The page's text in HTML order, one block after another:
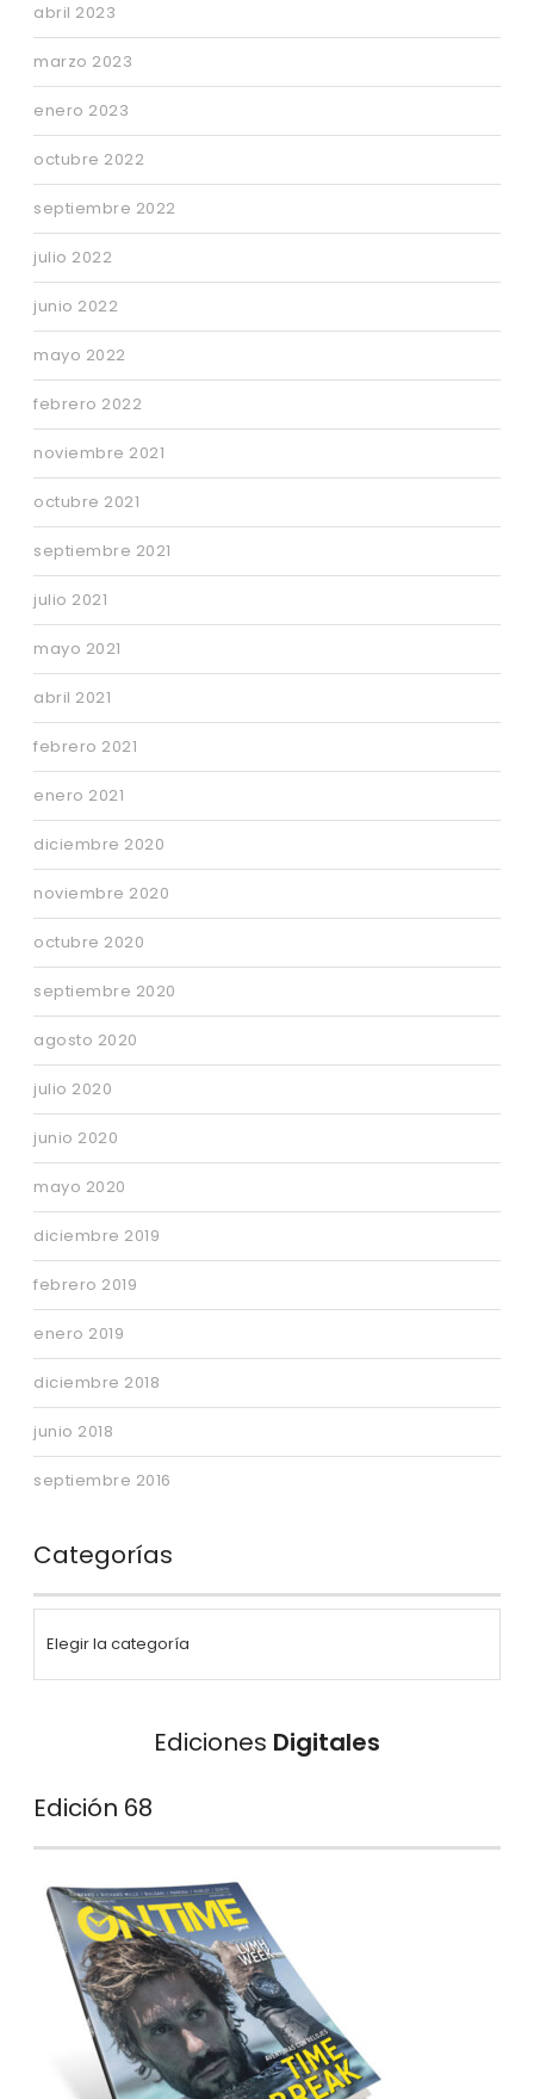
abril 2023
marzo 2023
enero 2023
octubre 2022
septiembre 2022
julio 2022
junio 2022
mayo 2022
febrero 2022
noviembre 2021
octubre 2021
septiembre 2021
julio 2021
mayo 2021
abril 2021
febrero 2021
enero 2021
diciembre 2020
noviembre 2020
octubre 2020
septiembre 2020
agosto 2020
julio 2020
junio 2020
mayo 2020
diciembre 2019
febrero 2019
enero 2019
diciembre 2018
junio 2018
septiembre 2016
Categorías
Ediciones Digitales
Edición 68